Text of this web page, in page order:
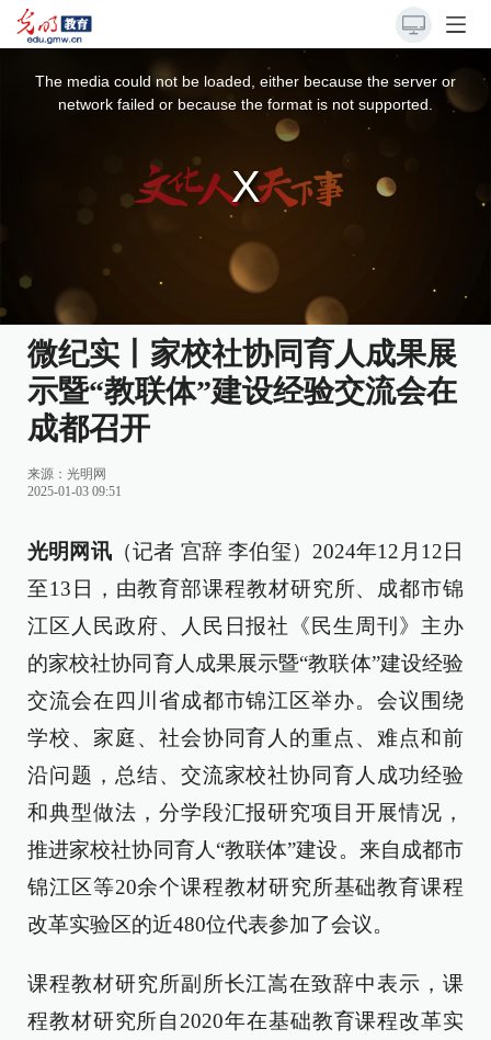
The media could not be loaded, either because the server or
network failed or because the format is not supported.
微纪实丨家校社协同育人成果展
示暨“教联体”建设经验交流会在
成都召开
来源： 光明网
2025-01-03 09:51
光明网讯（记者 宫辞 李伯玺）2024年12月12日
至13日，由教育部课程教材研究所、成都市锦
江区人民政府、人民日报社《民生周刊》主办
的家校社协同育人成果展示暨“教联体”建设经验
交流会在四川省成都市锦江区举办。会议围绕
学校、家庭、社会协同育人的重点、难点和前
沿问题，总结、交流家校社协同育人成功经验
和典型做法，分学段汇报研究项目开展情况，
推进家校社协同育人“教联体”建设。来自成都市
锦江区等20余个课程教材研究所基础教育课程
改革实验区的近480位代表参加了会议。
课程教材研究所副所长江嵩在致辞中表示，课
程教材研究所自2020年在基础教育课程改革实